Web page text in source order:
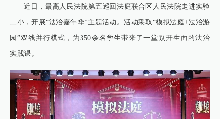
近日，最高人民法院第五巡回法庭联合区人民法院走进实验
二小，开展“法治嘉年华”主题活动。活动采取“模拟法庭+法治游
园”双线并行模式，为350余名学生带来了一堂别开生面的法治
实践课。